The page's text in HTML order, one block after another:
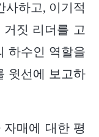
사하고, 이기적
짓 리더를 고
하수인 역할을
윗선에 보고하
매에 대한 평